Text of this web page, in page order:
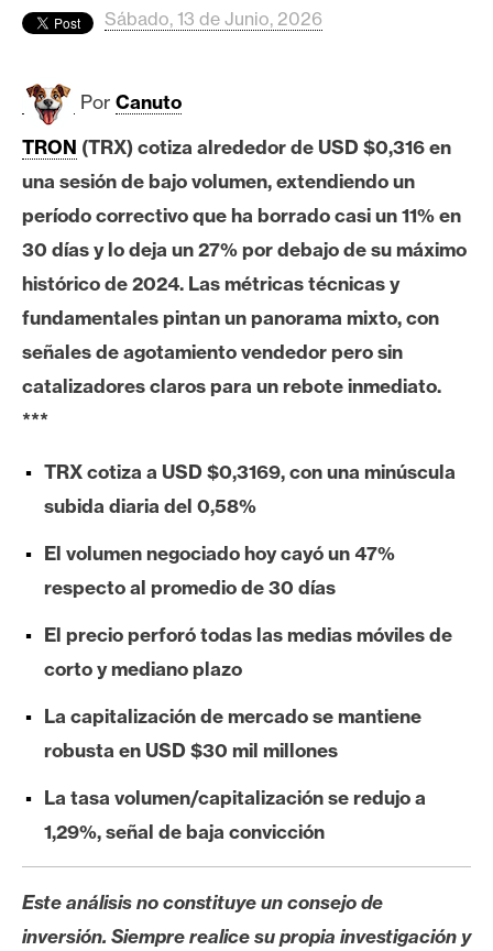
s
B
i
t
c
o
i
E
r
e
u
m
A
A
n
l
i
s
Sábado, 13 de Junio, 2026
Por Canuto
TRON (TRX) cotiza alrededor de USD $0,316 en
una sesión de bajo volumen, extendiendo un
período correctivo que ha borrado casi un 11% en
30 días y lo deja un 27% por debajo de su máximo
histórico de 2024. Las métricas técnicas y
fundamentales pintan un panorama mixto, con
señales de agotamiento vendedor pero sin
catalizadores claros para un rebote inmediato.
***
TRX cotiza a USD $0,3169, con una minúscula
subida diaria del 0,58%
El volumen negociado hoy cayó un 47%
respecto al promedio de 30 días
El precio perforó todas las medias móviles de
corto y mediano plazo
La capitalización de mercado se mantiene
robusta en USD $30 mil millones
La tasa volumen/capitalización se redujo a
1,29%, señal de baja convicción
Este análisis no constituye un consejo de
inversión. Siempre realice su propia investigación y